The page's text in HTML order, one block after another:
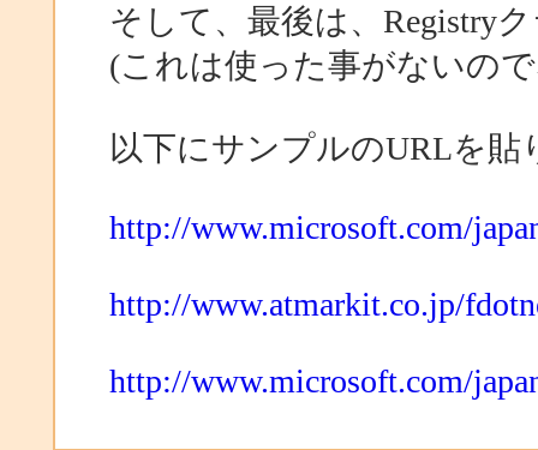
そして、最後は、Registry
(これは使った事がないの
以下にサンプルのURLを
http://www.microsoft.com/
http://www.atmarkit.co.jp/
http://www.microsoft.com/